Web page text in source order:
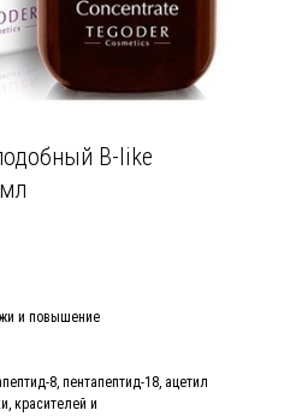
B-like
и повышение
8, пентапептид-18, ацетил
красителей и